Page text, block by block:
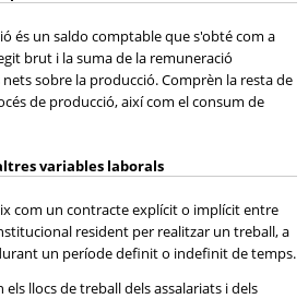
és un saldo comptable que s'obté com a
brut i la suma de la remuneració
sobre la producció. Comprèn la resta de
de producció, així com el consum de
variables laborals
com un contracte explícit o implícit entre
resident per realitzar un treball, a
un període definit o indefinit de temps.
llocs de treball dels assalariats i dels